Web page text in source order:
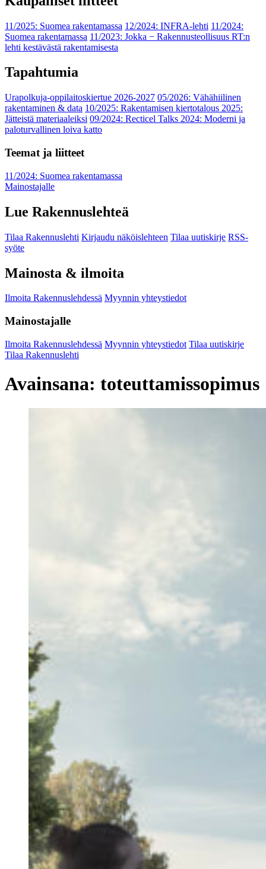
11/2025: Suomea rakentamassa 12/2024: INFRA-lehti 11/2024:
Suomea rakentamassa 11/2023: Jokka − Rakennusteollisuus RT:n
lehti kestävästä rakentamisesta
Tapahtumia
Urapolkuja-oppilaitoskiertue 2026-2027 05/2026: Vähähiilinen
rakentaminen & data 10/2025: Rakentamisen kiertotalous 2025:
Jätteistä materiaaleiksi 09/2024: Recticel Talks 2024: Moderni ja
paloturvallinen loiva katto
Teemat ja liitteet
11/2024: Suomea rakentamassa
Mainostajalle
Lue Rakennuslehteä
Tilaa Rakennuslehti Kirjaudu näköislehteen Tilaa uutiskirje RSS-
syöte
Mainosta & ilmoita
Ilmoita Rakennuslehdessä Myynnin yhteystiedot
Mainostajalle
Ilmoita Rakennuslehdessä Myynnin yhteystiedot Tilaa uutiskirje
Tilaa Rakennuslehti
Avainsana: toteuttamissopimus